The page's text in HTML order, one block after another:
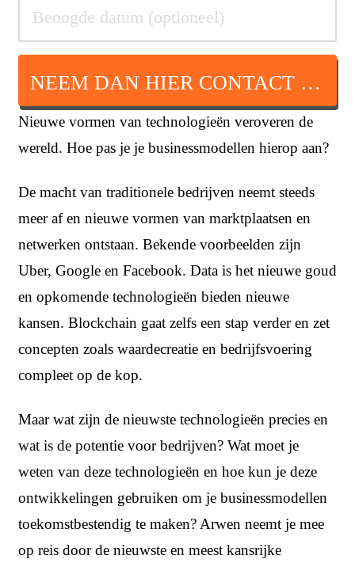
NEEM DAN HIER CONTACT OP
Nieuwe vormen van technologieën veroveren de
wereld. Hoe pas je je businessmodellen hierop aan?
De macht van traditionele bedrijven neemt steeds
meer af en nieuwe vormen van marktplaatsen en
netwerken ontstaan. Bekende voorbeelden zijn
Uber, Google en Facebook. Data is het nieuwe goud
en opkomende technologieën bieden nieuwe
kansen. Blockchain gaat zelfs een stap verder en zet
concepten zoals waardecreatie en bedrijfsvoering
compleet op de kop.
Maar wat zijn de nieuwste technologieën precies en
wat is de potentie voor bedrijven? Wat moet je
weten van deze technologieën en hoe kun je deze
ontwikkelingen gebruiken om je businessmodellen
toekomstbestendig te maken? Arwen neemt je mee
op reis door de nieuwste en meest kansrijke